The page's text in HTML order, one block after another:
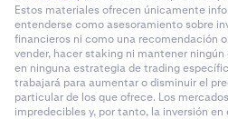
Estos materiales ofrecen únicamente
entenderse como asesoramiento sobre
financieros ni como una recomendación
vender, hacer staking ni mantener
en ninguna estrategia de trading
trabajará para aumentar o disminuir el
particular de los que ofrece. Los
impredecibles y, por tanto, la inversión